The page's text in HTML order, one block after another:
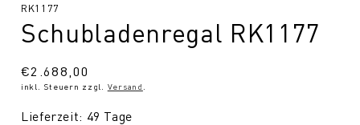
SKU:
RK1177
Schubladenregal RK1177
Normaler
Preis
€2.688,00
inkl. Steuern zzgl. Versand
Lieferzeit: 49 Tage